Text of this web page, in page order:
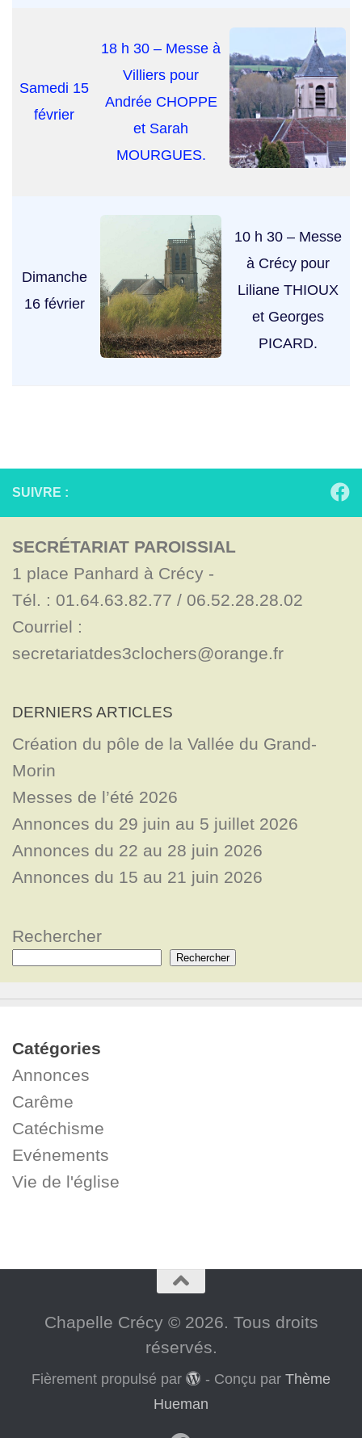
Samedi 15
février
18 h 30 – Messe à
Villiers pour
Andrée CHOPPE
et Sarah
MOURGUES.
Dimanche
16 février
10 h 30 – Messe
à Crécy pour
Liliane THIOUX
et Georges
PICARD.
SUIVRE :
SECRÉTARIAT PAROISSIAL
1 place Panhard à Crécy -
Tél. : 01.64.63.82.77 / 06.52.28.28.02
Courriel :
secretariatdes3clochers@orange.fr
DERNIERS ARTICLES
Création du pôle de la Vallée du Grand-
Morin
Messes de l’été 2026
Annonces du 29 juin au 5 juillet 2026
Annonces du 22 au 28 juin 2026
Annonces du 15 au 21 juin 2026
Rechercher
Rechercher
Catégories
Annonces
Carême
Catéchisme
Evénements
Vie de l'église
Chapelle Crécy © 2026. Tous droits
réservés.
Fièrement propulsé par - Conçu par Thème
Hueman